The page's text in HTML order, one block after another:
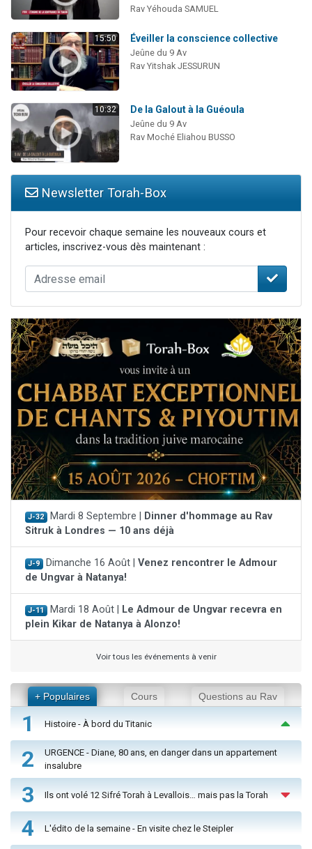
Rav Yéhouda SAMUEL
15:50 Éveiller la conscience collective
Jeûne du 9 Av
Rav Yitshak JESSURUN
10:32 De la Galout à la Guéoula
Jeûne du 9 Av
Rav Moché Eliahou BUSSO
Newsletter Torah-Box
Pour recevoir chaque semaine les nouveaux cours et
articles, inscrivez-vous dès maintenant :
J-32 Mardi 8 Septembre |
Dinner d'hommage au Rav
Sitruk à Londres — 10 ans déjà
J-9 Dimanche 16 Août | Venez rencontrer le Admour
de Ungvar à Natanya!
J-11 Mardi 18 Août |
Le Admour de Ungvar recevra en
plein Kikar de Natanya à Alonzo!
Voir tous les événements à venir
+ Populaires Cours Questions au Rav
1 Histoire - À bord du Titanic
2
URGENCE - Diane, 80 ans, en danger dans un appartement
insalubre
3 Ils ont volé 12 Sifré Torah à Levallois… mais pas la Torah
4 L'édito de la semaine - En visite chez le Steipler